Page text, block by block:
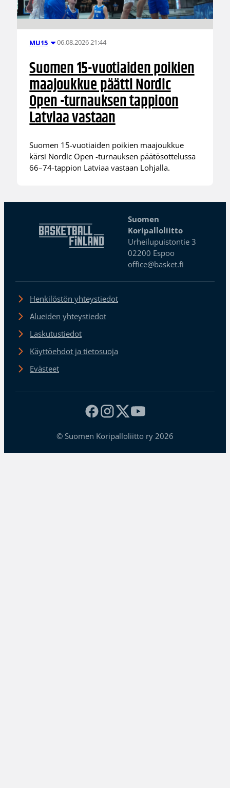
MU15 06.08.2026 21:44
Suomen 15-vuotiaiden poikien
maajoukkue päätti Nordic
Open -turnauksen tappioon
Latviaa vastaan
Suomen 15-vuotiaiden poikien maajoukkue
kärsi Nordic Open -turnauksen päätösottelussa
66–74-tappion Latviaa vastaan Lohjalla.
Suomen
Koripalloliitto
Urheilupuistontie 3
02200 Espoo
office@basket.fi
Henkilöstön yhteystiedot
Alueiden yhteystiedot
Laskutustiedot
Käyttöehdot ja tietosuoja
Evästeet
© Suomen Koripalloliitto ry 2026